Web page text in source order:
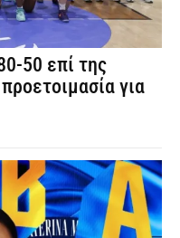
50 επί της
για